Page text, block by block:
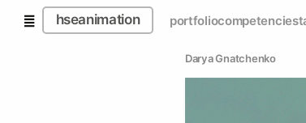
hseanimation portfoliocompetencies
Darya Gnatchenko